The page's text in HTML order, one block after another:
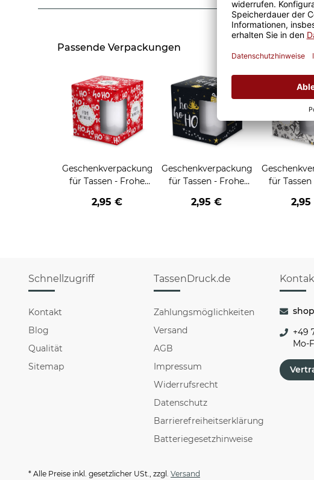
Passende Verpackungen
Geschenkverpackung
für Tassen - Frohe
HO HO - rot
2,95 €
Geschenkverpackung
für Tassen - Frohe
HO HO - schwarz
2,95 €
für
Schnellzugriff
Kontakt
Blog
Qualität
Sitemap
TassenDruck.de
Zahlungsmöglichkeiten
Versand
AGB
Impressum
Widerrufsrecht
Datenschutz
Barrierefreiheitserklärung
Batteriegesetzhinweise
+49
Mo-
* Alle Preise inkl. gesetzlicher USt., zzgl. Versand